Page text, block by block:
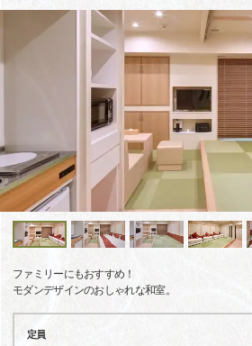
ファミリーにもおすすめ！
モダンデザインのおしゃれな和室。
定員